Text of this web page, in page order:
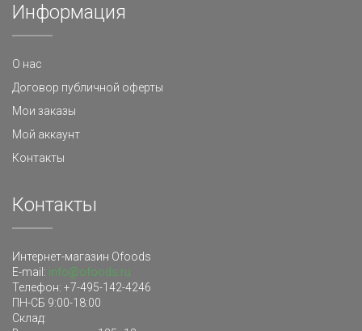
Информация
О нас
Договор публичной оферты
Мои заказы
Мой аккаунт
Контакты
Контакты
Интернет-магазин Ofoods
E-mail: info@ofoods.ru
Телефон: +7-495-142-4246
ПН-СБ 9:00-18:00
Склад: